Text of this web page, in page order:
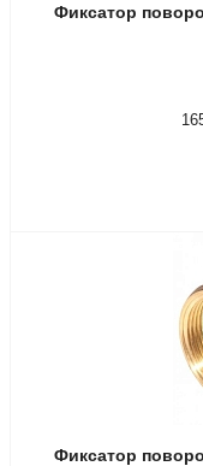
Фиксатор
Фиксатор